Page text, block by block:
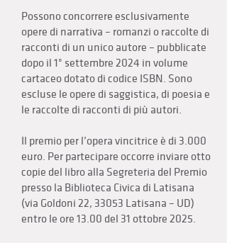
Possono concorrere esclusivamente
opere di narrativa – romanzi o raccolte di
racconti di un unico autore – pubblicate
dopo il 1° settembre 2024 in volume
cartaceo dotato di codice ISBN. Sono
escluse le opere di saggistica, di poesia e
le raccolte di racconti di più autori.
Il premio per l’opera vincitrice è di 3.000
euro. Per partecipare occorre inviare otto
copie del libro alla Segreteria del Premio
presso la Biblioteca Civica di Latisana
(via Goldoni 22, 33053 Latisana – UD)
entro le ore 13.00 del 31 ottobre 2025.